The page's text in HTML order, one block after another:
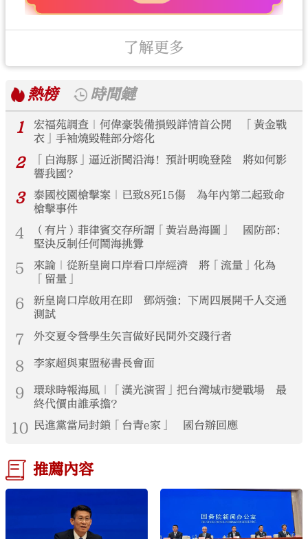
了解更多
熱榜
時間鏈
1
宏福苑調查｜何偉豪裝備損毀詳情首公開 「黃金戰
衣」手袖燒毀鞋部分熔化
2
「白海豚」逼近浙閩沿海！預計明晚登陸 將如何影
響我國？
3
泰國校園槍擊案｜已致8死15傷 為年內第二起致命
槍擊事件
4
（有片）菲律賓交存所謂「黃岩島海圖」 國防部：
堅決反制任何鬧海挑釁
5
來論｜從新皇崗口岸看口岸經濟 將「流量」化為
「留量」
6
新皇崗口岸啟用在即 鄧炳強：下周四展開千人交通
測試
7 外交夏令營學生矢言做好民間外交踐行者
8 李家超與東盟秘書長會面
9
環球時報海風｜「漢光演習」把台灣城市變戰場 最
終代價由誰承擔？
10 民進黨當局封鎖「台青e家」 國台辦回應
推薦內容